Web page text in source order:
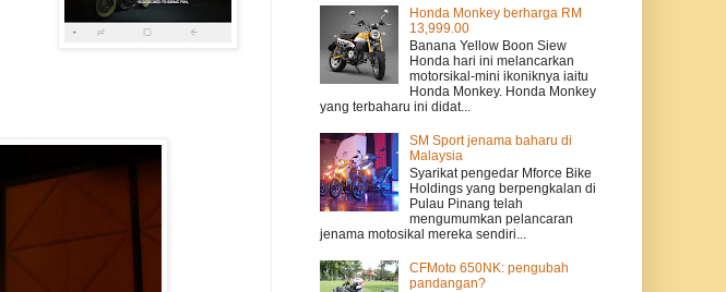
Honda Monkey berharga RM
13,999.00
Banana Yellow Boon Siew
Honda hari ini melancarkan
motorsikal-mini ikoniknya iaitu
Honda Monkey. Honda Monkey
yang terbaharu ini didat...
SM Sport jenama baharu di
Malaysia
Syarikat pengedar Mforce Bike
Holdings yang berpengkalan di
Pulau Pinang telah
mengumumkan pelancaran
jenama motosikal mereka sendiri...
CFMoto 650NK: pengubah
pandangan?